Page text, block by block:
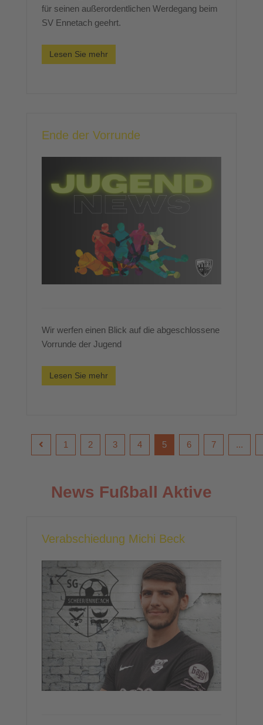
für seinen außerordentlichen Werdegang beim
SV Ennetach geehrt.
Lesen Sie mehr
Ende der Vorrunde
Wir werfen einen Blick auf die abgeschlossene
Vorrunde der Jugend
Lesen Sie mehr
1 2 3 4 5 6 7 ...
News Fußball Aktive
Verabschiedung Michi Beck